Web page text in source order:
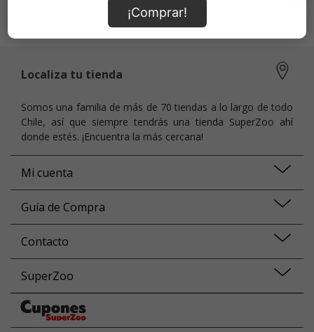
¡Comprar!
derretir la nieve, el pavimento caliente abrasador y
las bacterias que corren los perros.
Localiza tu tienda
Somos una familia de más de 70 tiendas a lo largo de todo
Chile, así que siempre tendrás una tienda SuperZoo ahí
donde estés. ¡Encuentra la más cercana!
Mi cuenta
Guía de Compra
Contacto
SuperZoo